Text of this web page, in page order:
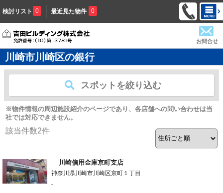
検討リスト 0 最近見た物件 0
お問合せ
川崎市川崎区の銀行
スポットを絞り込む
※物件情報の周辺施設紹介のページであり、各店舗への問い合わせは当
社では対応できません。
該当件数2件
川崎信用金庫京町支店
神奈川県川崎市川崎区京町１丁目
-